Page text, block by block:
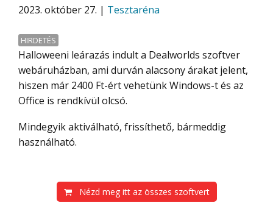
2023. október 27. | Tesztaréna
HIRDETÉS
Halloweeni leárazás indult a Dealworlds szoftver
webáruházban, ami durván alacsony árakat jelent,
hiszen már 2400 Ft-ért vehetünk Windows-t és az
Office is rendkívül olcsó.
Mindegyik aktiválható, frissíthető, bármeddig
használható.
Nézd meg itt az összes szoftvert